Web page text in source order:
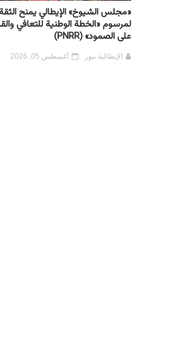
«مجلس الشيوخ» الإيطالي يمنح
لمرسوم «الخطة الوطنية للتعافي
على الصمود» (PNRR)
الإيطالية نيوز أغسطس 05, 2026